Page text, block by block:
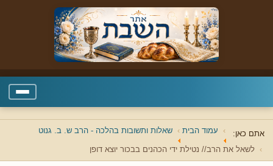
אתם כאן: עמוד הבית שאלות ותשובות בהלכה - הרב ש. ב. גנוט
לשאל את הרב// נטילת ידי הכהנים בבכור יוצא דופן